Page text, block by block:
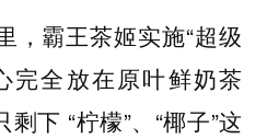
，霸王茶姬实施“超级
完全放在原叶鲜奶茶
下 “柠檬”、“椰子”这